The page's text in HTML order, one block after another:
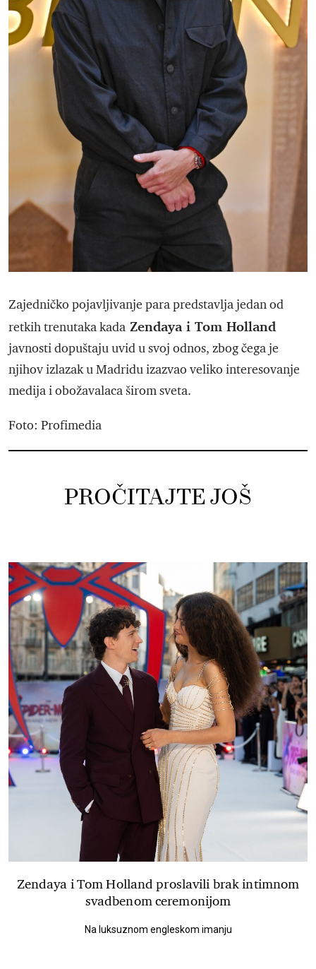
Zajedničko pojavljivanje para predstavlja jedan od
retkih trenutaka kada Zendaya i Tom Holland
javnosti dopuštaju uvid u svoj odnos, zbog čega je
njihov izlazak u Madridu izazvao veliko interesovanje
medija i obožavalaca širom sveta.
Foto: Profimedia
PROČITAJTE JOŠ
Zendaya i Tom Holland proslavili brak intimnom
svadbenom ceremonijom
Na luksuznom engleskom imanju